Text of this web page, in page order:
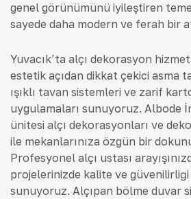
genel görünümünü iyileştiren
sayede daha modern ve ferah bir
Yuvacık’ta alçı dekorasyon
estetik açıdan dikkat çekici asma
ışıklı tavan sistemleri ve zarif
uygulamaları sunuyoruz. Albode
ünitesi alçı dekorasyonları ve
ile mekanlarınıza özgün bir
Profesyonel alçı ustası
projelerinizde kalite ve güvenilirliği
sunuyoruz. Alçıpan bölme duvar